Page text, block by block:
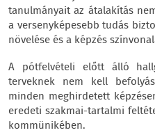
tanulmányait az átalakítás
a versenyképesebb tudás
növelése és a képzés
A pótfelvételi előtt álló
terveknek nem kell
minden meghirdetett
eredeti szakmai-tartalmi
kommünikében.